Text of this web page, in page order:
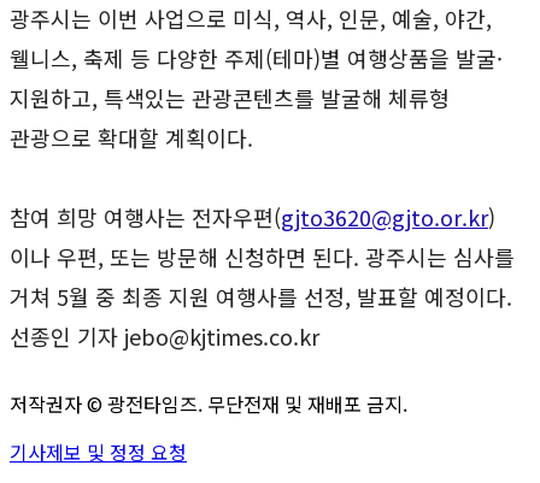
광주시는 이번 사업으로 미식, 역사, 인문, 예술, 야간,
웰니스, 축제 등 다양한 주제(테마)별 여행상품을 발굴·
지원하고, 특색있는 관광콘텐츠를 발굴해 체류형
관광으로 확대할 계획이다.
참여 희망 여행사는 전자우편(gjto3620@gjto.or.kr)
이나 우편, 또는 방문해 신청하면 된다. 광주시는 심사를
거쳐 5월 중 최종 지원 여행사를 선정, 발표할 예정이다.
선종인 기자 jebo@kjtimes.co.kr
저작권자 ©광전타임즈. 무단전재 및 재배포 금지.
기사제보 및 정정 요청